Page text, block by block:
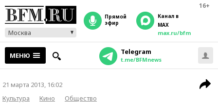
16+
Москва
прямой
эфир
Канал в
MAX
max.ru/bfm
МЕНЮ Telegram
t.me/BFMnews
21 марта 2013, 16:02
Культура
Кино Общество